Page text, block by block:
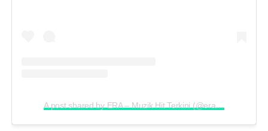
A post shared by ERA – Muzik Hit Terkini (@era.je)